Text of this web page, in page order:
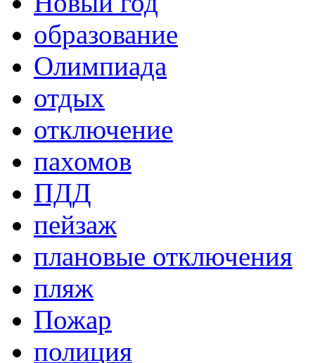
образование
Олимпиада
отдых
отключение
пахомов
ПДД
пейзаж
плановые отключения
пляж
Пожар
полиция